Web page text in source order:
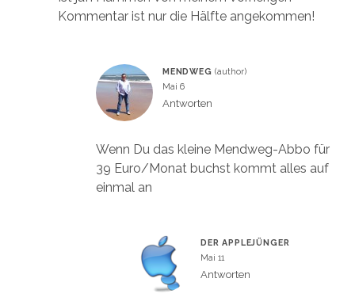
Kommentar ist nur die Hälfte angekommen!
MENDWEG
Mai 6
Antworten
Wenn Du das kleine Mendweg-Abbo für
39 Euro/Monat buchst kommt alles auf
einmal an
DER APPLEJÜNGER
Mai 11
Antworten